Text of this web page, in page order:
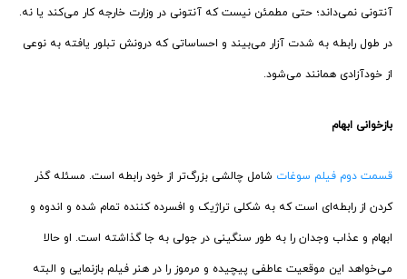
آنتونی نمی‌داند؛ حتی مطمئن نیست که آنتونی در وزارت خارجه کار می‌کند یا نه.
در طول رابطه به شدت آزار می‌بیند و احساساتی که درونش تبلور یافته به نوعی
از خودآزادی همانند می‌شود.
بازخوانی ابهام
قسمت دوم فیلم سوغات شامل چالشی بزرگ‌تر از خود رابطه است. مسئله گذر
کردن از رابطه‌ای است که به شکلی تراژیک و افسرده کننده تمام شده و اندوه و
ابهام و عذاب وجدان را به طور سنگینی در جولی به جا گذاشته است. او حالا
می‌خواهد این موقعیت عاطفی پیچیده و مرموز را در هنر فیلم بازنمایی و البته